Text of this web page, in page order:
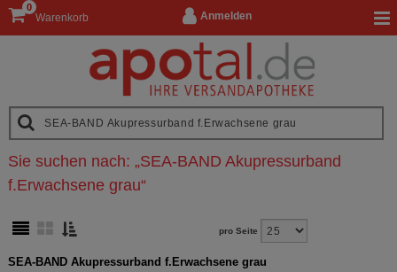
Anmelden
Warenkorb
0
Sie suchen nach: „SEA-BAND Akupressurband
f.Erwachsene grau“
pro Seite
SEA-BAND Akupressurband f.Erwachsene grau